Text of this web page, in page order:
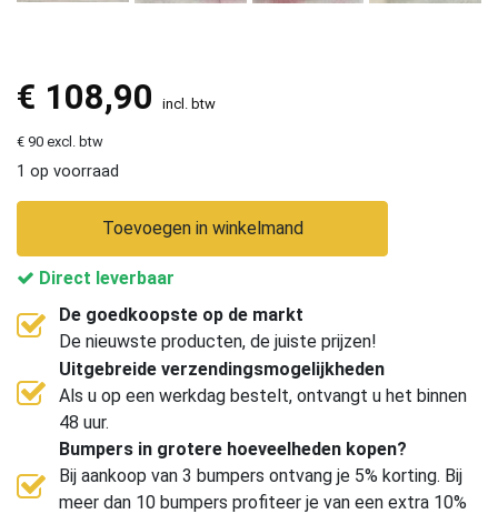
€ 108,90 incl. btw
€ 90 excl. btw
1 op voorraad
Toevoegen in winkelmand
Direct leverbaar
De goedkoopste op de markt
De nieuwste producten, de juiste prijzen!
Uitgebreide verzendingsmogelijkheden
Als u op een werkdag bestelt, ontvangt u het binnen
48 uur.
Bumpers in grotere hoeveelheden kopen?
Bij aankoop van 3 bumpers ontvang je 5% korting. Bij
meer dan 10 bumpers profiteer je van een extra 10%